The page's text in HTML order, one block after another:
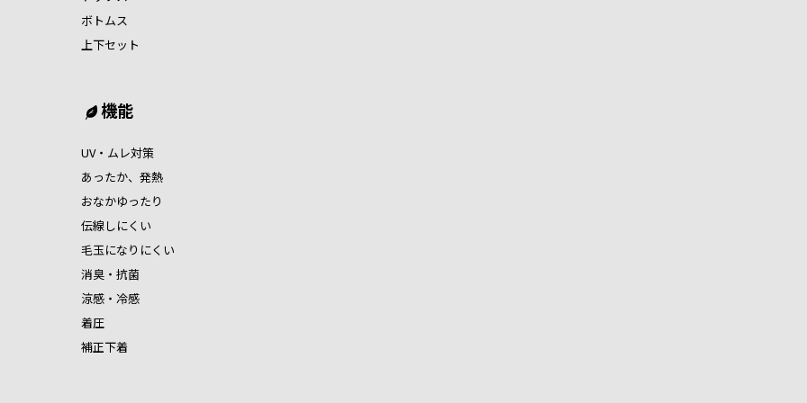
ボトムス
上下セット
機能
UV・ムレ対策
あったか、発熱
おなかゆったり
伝線しにくい
毛玉になりにくい
消臭・抗菌
涼感・冷感
着圧
補正下着